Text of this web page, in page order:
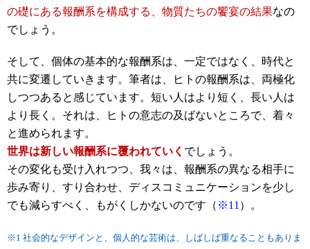
の礎にある報酬系を構成する、物質たちの饗宴の結果なの
でしょう。
そして、個体の基本的な報酬系は、一定ではなく、時代と
共に変遷していきます。筆者は、ヒトの報酬系は、両極化
しつつあると感じています。短い人はより短く、長い人は
より長く。それは、ヒトの意志の及ばないところで、着々
と進められます。
世界は新しい報酬系に覆われていく でしょう。
その変化も受け入れつつ、我々は、報酬系の異なる相手に
歩み寄り、すり合わせ、ディスコミュニケーションを少し
でも減らすべく、もがくしかないのです（ ※11 ）。
※1 社会的なデザインと、個人的な芸術は、しばしば重なることもありま